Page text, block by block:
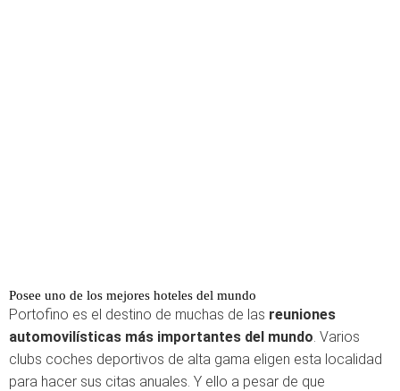
Posee uno de los mejores hoteles del mundo
Portofino es el destino de muchas de las reuniones
automovilísticas más importantes del mundo. Varios
clubs coches deportivos de alta gama eligen esta localidad
para hacer sus citas anuales. Y ello a pesar de que